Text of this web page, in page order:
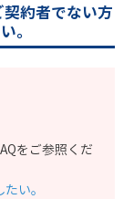
約者でない方
。
をご参照くだ
い。